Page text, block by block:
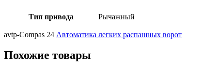
Тип привода Рычажный
avtp-Compas 24 Автоматика легких распашных ворот
Похожие товары